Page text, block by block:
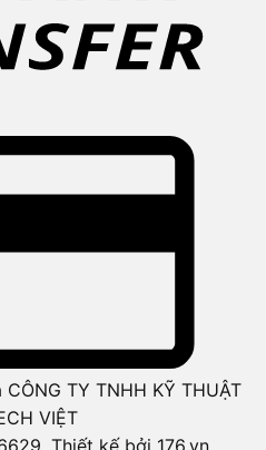
TY TNHH KỸ THUẬT
VIỆT